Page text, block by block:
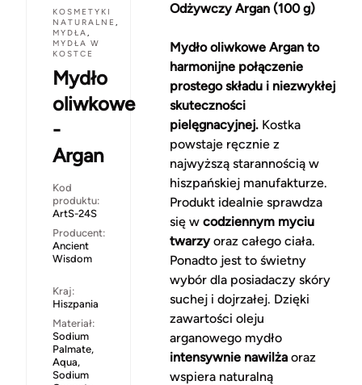
KOSMETYKI
NATURALNE ,
MYDŁA,
MYDŁA W
KOSTCE
Mydło
oliwkowe
-
Argan
Kod
produktu:
ArtS-24S
Producent:
Ancient
Wisdom
Kraj:
Hiszpania
Materiał:
Sodium
Palmate,
Aqua,
Sodium
Odżywczy Argan (100 g)
Mydło oliwkowe Argan to
harmonijne połączenie
prostego składu i niezwykłej
skuteczności
pielęgnacyjnej.Kostka
powstaje ręcznie z
najwyższą starannością w
hiszpańskiej manufakturze.
Produkt idealnie sprawdza
się w codziennym myciu
twarzyoraz całego ciała.
Ponadto jest to świetny
wybór dla posiadaczy skóry
suchej i dojrzałej. Dzięki
zawartości oleju
arganowego mydło
intensywnie nawilżaoraz
wspiera naturalną